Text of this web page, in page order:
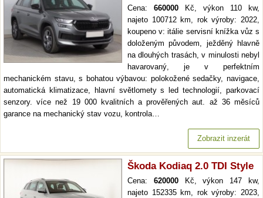
Cena: 660000 Kč, výkon 110 kw,
najeto 100712 km, rok výroby: 2022,
koupeno v: itálie servisní knížka vůz s
doloženým původem, ježděný hlavně
na dlouhých trasách, v minulosti nebyl
havarovaný, je v perfektním
mechanickém stavu, s bohatou výbavou: polokožené sedačky, navigace,
automatická klimatizace, hlavní světlomety s led technologií, parkovací
senzory. více než 19 000 kvalitních a prověřených aut. až 36 měsíců
garance na mechanický stav vozu, kontrola…
Zobrazit inzerát
Škoda Kodiaq 2.0 TDI Style
Cena: 620000Kč, výkon 147 kw,
najeto 152335 km, rok výroby: 2023,